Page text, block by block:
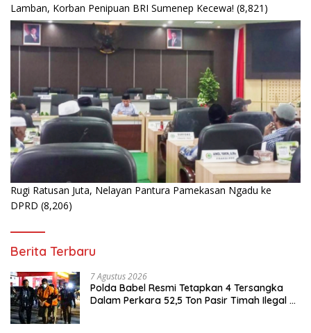
Lamban, Korban Penipuan BRI Sumenep Kecewa! (8,821)
Rugi Ratusan Juta, Nelayan Pantura Pamekasan Ngadu ke
DPRD (8,206)
Berita Terbaru
7 Agustus 2026
Polda Babel Resmi Tetapkan 4 Tersangka
Dalam Perkara 52,5 Ton Pasir Timah Ilegal di